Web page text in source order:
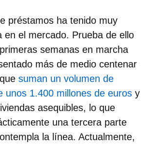
préstamos ha tenido muy
en el mercado. Prueba de ello
semanas en marcha
más de medio centenar
suman un volumen de
unos 1.400 millones de euros y
asequibles, lo que
una tercera parte
la línea. Actualmente,